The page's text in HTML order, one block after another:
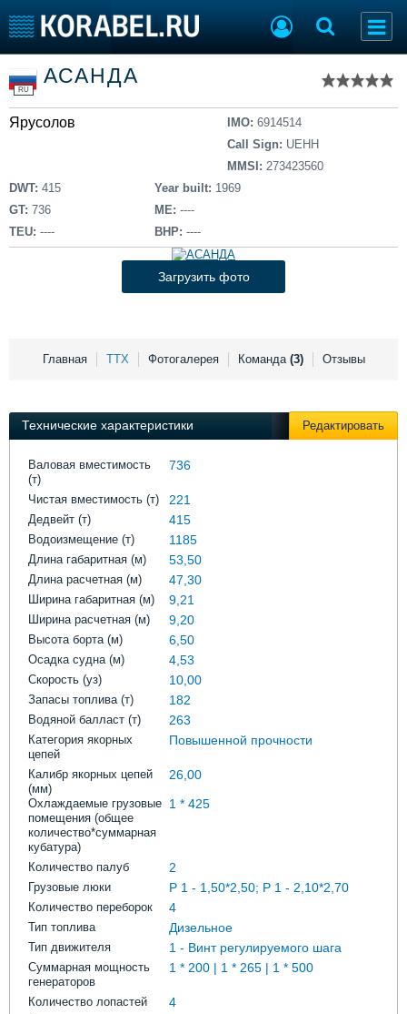
Тип судна
Добавить судно
Добавить проект
Последние 100
Пульс
Новости
Компании
Репутация
Торговая площадка
Доска объявлений
Продажа флота
Оборудование
Изделия
Материалы
Услуги
Выставки и семинары
Личности
Словарь
Галерея флота
Форум
RU
АСАНДА
Ярусолов IMO: 6914514
Call Sign: UEHH
MMSI: 273423560
DWT: 415
GT: 736
TEU: ----
Year built: 1969
ME: ----
BHP: ----
Загрузить фото
Главная ТТХ Фотогалерея Команда (3) Отзывы
Технические характеристики Редактировать
Валовая вместимость
(т)
736
Чистая вместимость (т) 221
Дедвейт (т) 415
Водоизмещение (т) 1185
Длина габаритная (м) 53,50
Длина расчетная (м) 47,30
Ширина габаритная (м) 9,21
Ширина расчетная (м) 9,20
Высота борта (м) 6,50
Осадка судна (м) 4,53
Скорость (уз) 10,00
Запасы топлива (т) 182
Водяной балласт (т) 263
Категория якорных
цепей
Повышенной прочности
Калибр якорных цепей
(мм)
26,00
Охлаждаемые грузовые
помещения (общее
количество*суммарная
кубатура)
1 * 425
Количество палуб 2
Грузовые люки Р 1 - 1,50*2,50; Р 1 - 2,10*2,70
Количество переборок 4
Тип топлива Дизельное
Тип движителя 1 - Винт регулируемого шага
Суммарная мощность
генераторов
1 * 200 | 1 * 265 | 1 * 500
Количество лопастей 4